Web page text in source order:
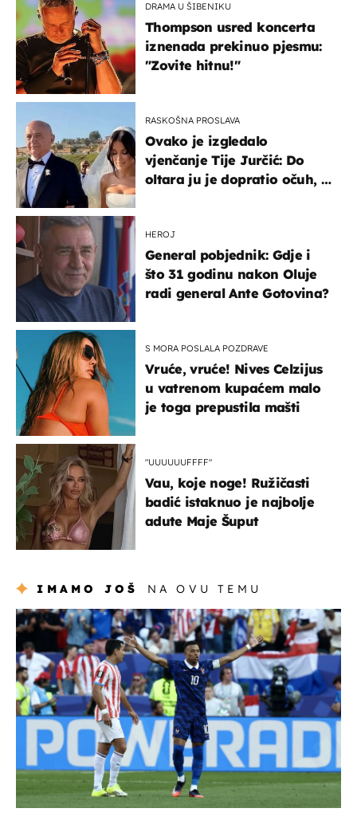
DRAMA U ŠIBENIKU
Thompson usred koncerta
iznenada prekinuo pjesmu:
"Zovite hitnu!"
RASKOŠNA PROSLAVA
Ovako je izgledalo
vjenčanje Tije Jurčić: Do
oltara ju je dopratio očuh, a
HEROJ
General pobjednik: Gdje i
što 31 godinu nakon Oluje
radi general Ante Gotovina?
S MORA POSLALA POZDRAVE
Vruće, vruće! Nives Celzijus
u vatrenom kupaćem malo
je toga prepustila mašti
"UUUUUUFFFF"
Vau, koje noge! Ružičasti
badić istaknuo je najbolje
adute Maje Šuput
IMAMO JOŠ NA OVU TEMU
svjetsko prvenstvo 2026